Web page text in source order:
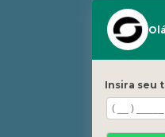
Insira seu